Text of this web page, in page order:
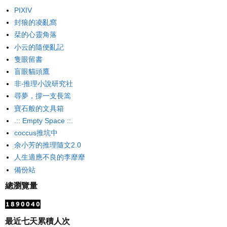
PIXIV
封狼的凌亂窩
栞的心靈角落
小云的隨便亂記
隻眼留書
盲眼貓頭鷹
非‧推理小說研究社
尋夢，撐一支長篙
寶石般的文具箱
.:: Empty Space ::.
coccus推坑中
余小芳的推理隨文2.0
人生適應不良的李靡靡
備份站
總瀏覽量
最近七天累積人次